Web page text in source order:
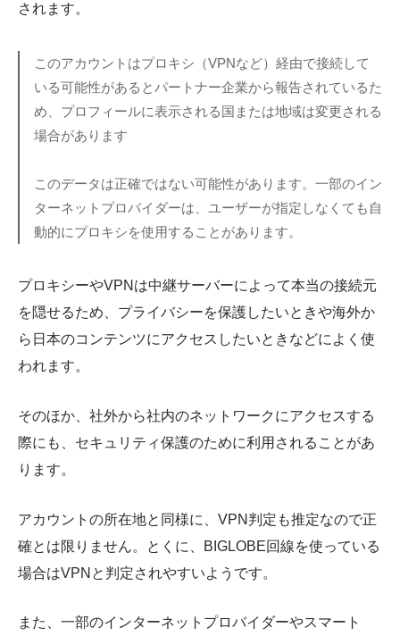
されます。
このアカウントはプロキシ（VPNなど）経由で接続して
いる可能性があるとパートナー企業から報告されているた
め、プロフィールに表示される国または地域は変更される
場合があります
このデータは正確ではない可能性があります。一部のイン
ターネットプロバイダーは、ユーザーが指定しなくても自
動的にプロキシを使用することがあります。
プロキシーやVPNは中継サーバーによって本当の接続元
を隠せるため、プライバシーを保護したいときや海外か
ら日本のコンテンツにアクセスしたいときなどによく使
われます。
そのほか、社外から社内のネットワークにアクセスする
際にも、セキュリティ保護のために利用されることがあ
ります。
アカウントの所在地と同様に、VPN判定も推定なので正
確とは限りません。とくに、BIGLOBE回線を使っている
場合はVPNと判定されやすいようです。
また、一部のインターネットプロバイダーやスマート